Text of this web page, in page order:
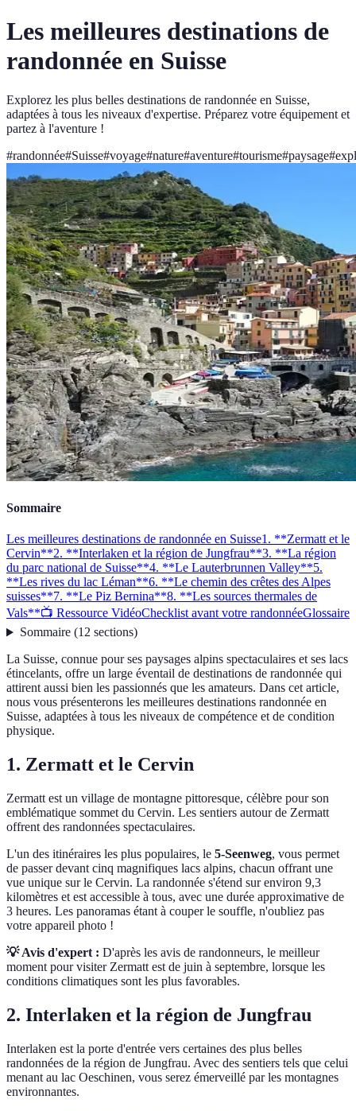
Les meilleures destinations de
randonnée en Suisse
Explorez les plus belles destinations de randonnée en Suisse,
adaptées à tous les niveaux d'expertise. Préparez votre équipement et
partez à l'aventure !
#randonnée#Suisse#voyage#nature#aventure#tourisme#paysage#
Sommaire
Les meilleures destinations de randonnée en Suisse1. **Zermatt et le
Cervin**2. **Interlaken et la région de Jungfrau**3. **La région
du parc national de Suisse**4. **Le Lauterbrunnen Valley**5.
**Les rives du lac Léman**6. **Le chemin des crêtes des Alpes
suisses**7. **Le Piz Bernina**8. **Les sources thermales de
Vals**📺 Ressource VidéoChecklist avant votre randonnéeGlossaire
Sommaire(12 sections)
La Suisse, connue pour ses paysages alpins spectaculaires et ses lacs
étincelants, offre un large éventail de destinations de randonnée qui
attirent aussi bien les passionnés que les amateurs. Dans cet article,
nous vous présenterons les meilleures destinations randonnée en
Suisse, adaptées à tous les niveaux de compétence et de condition
physique.
1. Zermatt et le Cervin
Zermatt est un village de montagne pittoresque, célèbre pour son
emblématique sommet du Cervin. Les sentiers autour de Zermatt
offrent des randonnées spectaculaires.
L'un des itinéraires les plus populaires, le 5-Seenweg, vous permet
de passer devant cinq magnifiques lacs alpins, chacun offrant une
vue unique sur le Cervin. La randonnée s'étend sur environ 9,3
kilomètres et est accessible à tous, avec une durée approximative de
3 heures. Les panoramas étant à couper le souffle, n'oubliez pas
votre appareil photo !
💡 Avis d'expert : D'après les avis de randonneurs, le meilleur
moment pour visiter Zermatt est de juin à septembre, lorsque les
conditions climatiques sont les plus favorables.
2. Interlaken et la région de Jungfrau
Interlaken est la porte d'entrée vers certaines des plus belles
randonnées de la région de Jungfrau. Avec des sentiers tels que celui
menant au lac Oeschinen, vous serez émerveillé par les montagnes
environnantes.